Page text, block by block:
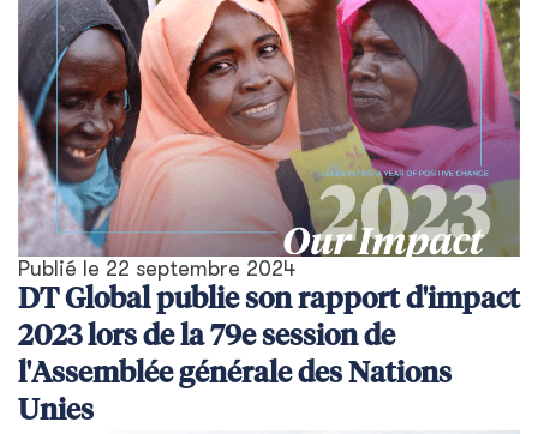
Publié le 22 septembre 2024
DT Global publie son rapport d'impact
2023 lors de la 79e session de
l'Assemblée générale des Nations
Unies